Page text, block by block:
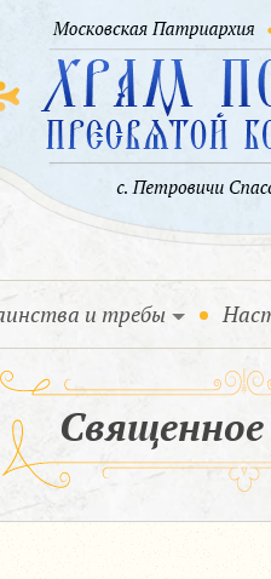
и требы